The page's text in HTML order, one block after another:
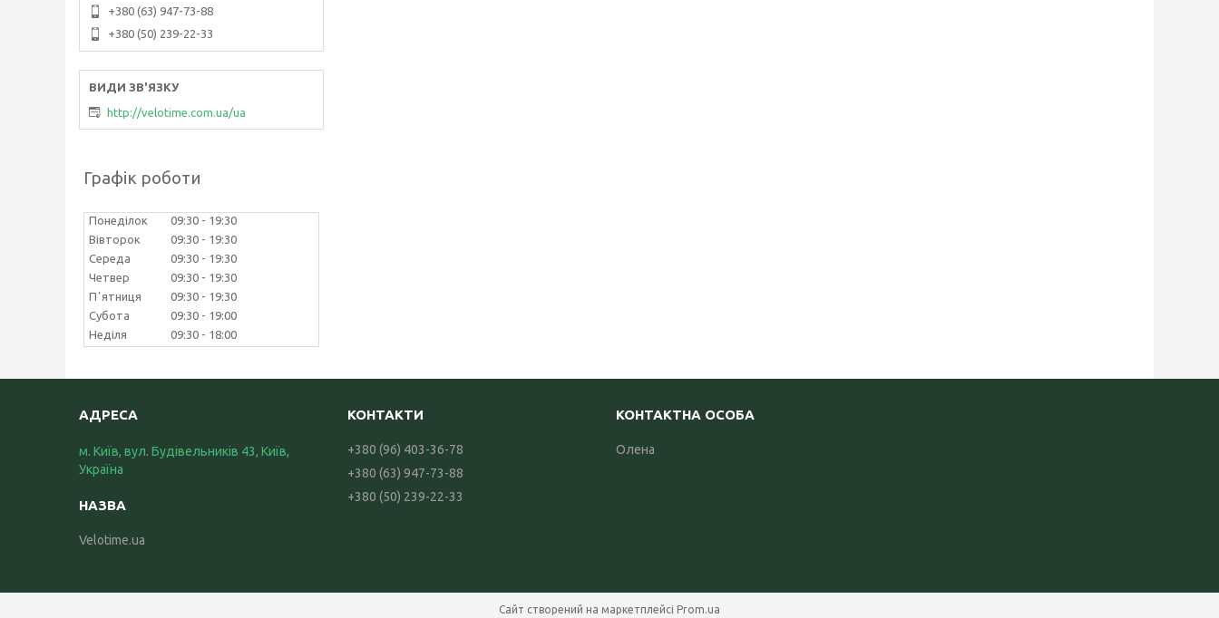
+380 (63) 947-73-88
+380 (50) 239-22-33
http://velotime.com.ua/ua
Графік роботи
Понеділок 09:30
19:30
Вівторок
09:30
19:30
Середа
09:30
19:30
Четвер
09:30
19:30
Пʼятниця
09:30
19:30
Субота
09:30
19:00
Неділя
09:30 18:00
м. Київ, вул. Будівельників 43, Київ,
Україна
Velotime.ua
+380 (96) 403-36-78
+380 (63) 947-73-88
+380 (50) 239-22-33
Олена
Сайт створений на маркетплейсі Prom.ua